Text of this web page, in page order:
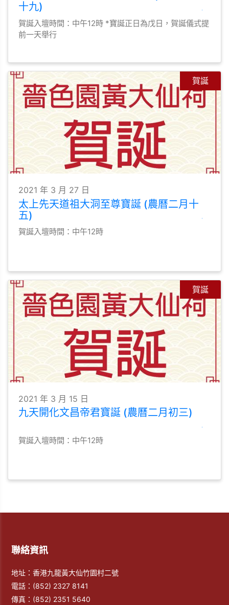
十九)
賀誕入壇時間：中午12時 *寶誕正日為戊日，賀誕儀式提
前一天舉行
賀誕
2021 年 3 月 27 日
太上先天道祖大洞至尊寶誕 (農曆二月十
五)
賀誕入壇時間：中午12時
賀誕
2021 年 3 月 15 日
九天開化文昌帝君寶誕 (農曆二月初三)
賀誕入壇時間：中午12時
聯絡資訊
地址：香港九龍黃大仙竹園村二號
電話： (852) 2327 8141
傳真： (852) 2351 5640